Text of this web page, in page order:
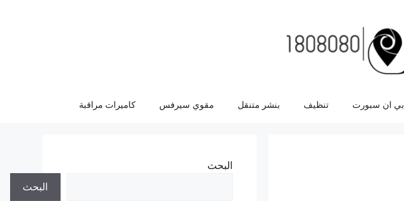
بي ان سبورت تنظيف بنشر متنقل مقوي سيرفس كاميرات مراقبة
البحث
البحث